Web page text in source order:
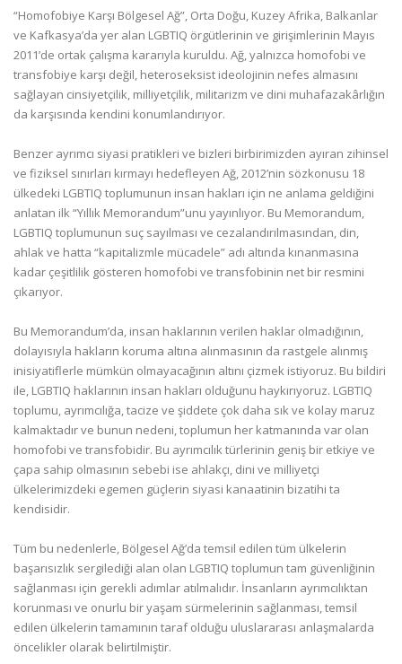
“Homofobiye Karşı Bölgesel Ağ”, Orta Doğu, Kuzey Afrika, Balkanlar
ve Kafkasya’da yer alan LGBTIQ örgütlerinin ve girişimlerinin Mayıs
2011’de ortak çalışma kararıyla kuruldu. Ağ, yalnızca homofobi ve
transfobiye karşı değil, heteroseksist ideolojinin nefes almasını
sağlayan cinsiyetçilik, milliyetçilik, militarizm ve dini muhafazakârlığın
da karşısında kendini konumlandırıyor.
Benzer ayrımcı siyasi pratikleri ve bizleri birbirimizden ayıran zihinsel
ve fiziksel sınırları kırmayı hedefleyen Ağ, 2012’nin sözkonusu 18
ülkedeki LGBTIQ toplumunun insan hakları için ne anlama geldiğini
anlatan ilk “Yıllık Memorandum”unu yayınlıyor. Bu Memorandum,
LGBTIQ toplumunun suç sayılması ve cezalandırılmasından, din,
ahlak ve hatta “kapitalizmle mücadele” adı altında kınanmasına
kadar çeşitlilik gösteren homofobi ve transfobinin net bir resmini
çıkarıyor.
Bu Memorandum’da, insan haklarının verilen haklar olmadığının,
dolayısıyla hakların koruma altına alınmasının da rastgele alınmış
inisiyatiflerle mümkün olmayacağının altını çizmek istiyoruz. Bu bildiri
ile, LGBTIQ haklarının insan hakları olduğunu haykırıyoruz. LGBTIQ
toplumu, ayrımcılığa, tacize ve şiddete çok daha sık ve kolay maruz
kalmaktadır ve bunun nedeni, toplumun her katmanında var olan
homofobi ve transfobidir. Bu ayrımcılık türlerinin geniş bir etkiye ve
çapa sahip olmasının sebebi ise ahlakçı, dini ve milliyetçi
ülkelerimizdeki egemen güçlerin siyasi kanaatinin bizatihi ta
kendisidir.
Tüm bu nedenlerle, Bölgesel Ağ’da temsil edilen tüm ülkelerin
başarısızlık sergilediği alan olan LGBTIQ toplumun tam güvenliğinin
sağlanması için gerekli adımlar atılmalıdır. İnsanların ayrımcılıktan
korunması ve onurlu bir yaşam sürmelerinin sağlanması, temsil
edilen ülkelerin tamamının taraf olduğu uluslararası anlaşmalarda
öncelikler olarak belirtilmiştir.